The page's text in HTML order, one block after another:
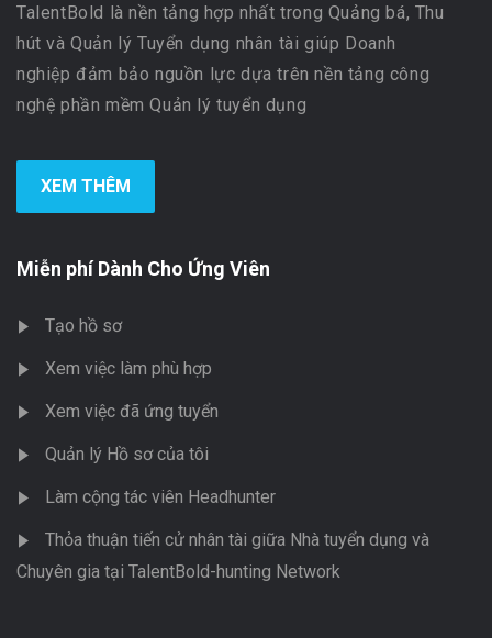
TalentBold là nền tảng hợp nhất trong Quảng bá, Thu
hút và Quản lý Tuyển dụng nhân tài giúp Doanh
nghiệp đảm bảo nguồn lực dựa trên nền tảng công
nghệ phần mềm Quản lý tuyển dụng
XEM THÊM
Miễn phí Dành Cho Ứng Viên
Tạo hồ sơ
Xem việc làm phù hợp
Xem việc đã ứng tuyển
Quản lý Hồ sơ của tôi
Làm cộng tác viên Headhunter
Thỏa thuận tiến cử nhân tài giữa Nhà tuyển dụng và
Chuyên gia tại TalentBold-hunting Network